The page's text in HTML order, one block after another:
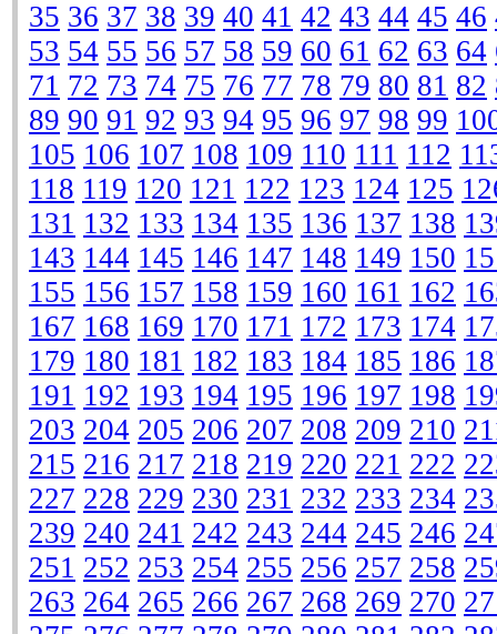
35 36 37 38 39 40 41 42 43 44 45 46
53 54 55 56 57 58 59 60 61 62 63 64
71 72 73 74 75 76 77 78 79 80 81 82
89 90 91 92 93 94 95 96 97 98 99
105 106 107 108 109 110 111 112
118 119 120 121 122 123 124 125
131 132 133 134 135 136 137 138
143 144 145 146 147 148 149 150
155 156 157 158 159 160 161 162
167 168 169 170 171 172 173 174
179 180 181 182 183 184 185 186
191 192 193 194 195 196 197 198
203 204 205 206 207 208 209 210
215 216 217 218 219 220 221 222
227 228 229 230 231 232 233 234
239 240 241 242 243 244 245 246
251 252 253 254 255 256 257 258
263 264 265 266 267 268 269 270